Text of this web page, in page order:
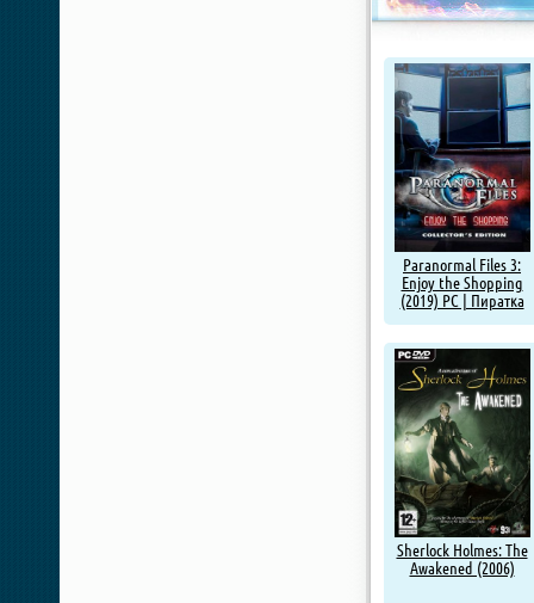
Paranormal Files 3:
Enjoy the Shopping
(2019) PC | Пиратка
Sherlock Holmes: The
Awakened (2006)